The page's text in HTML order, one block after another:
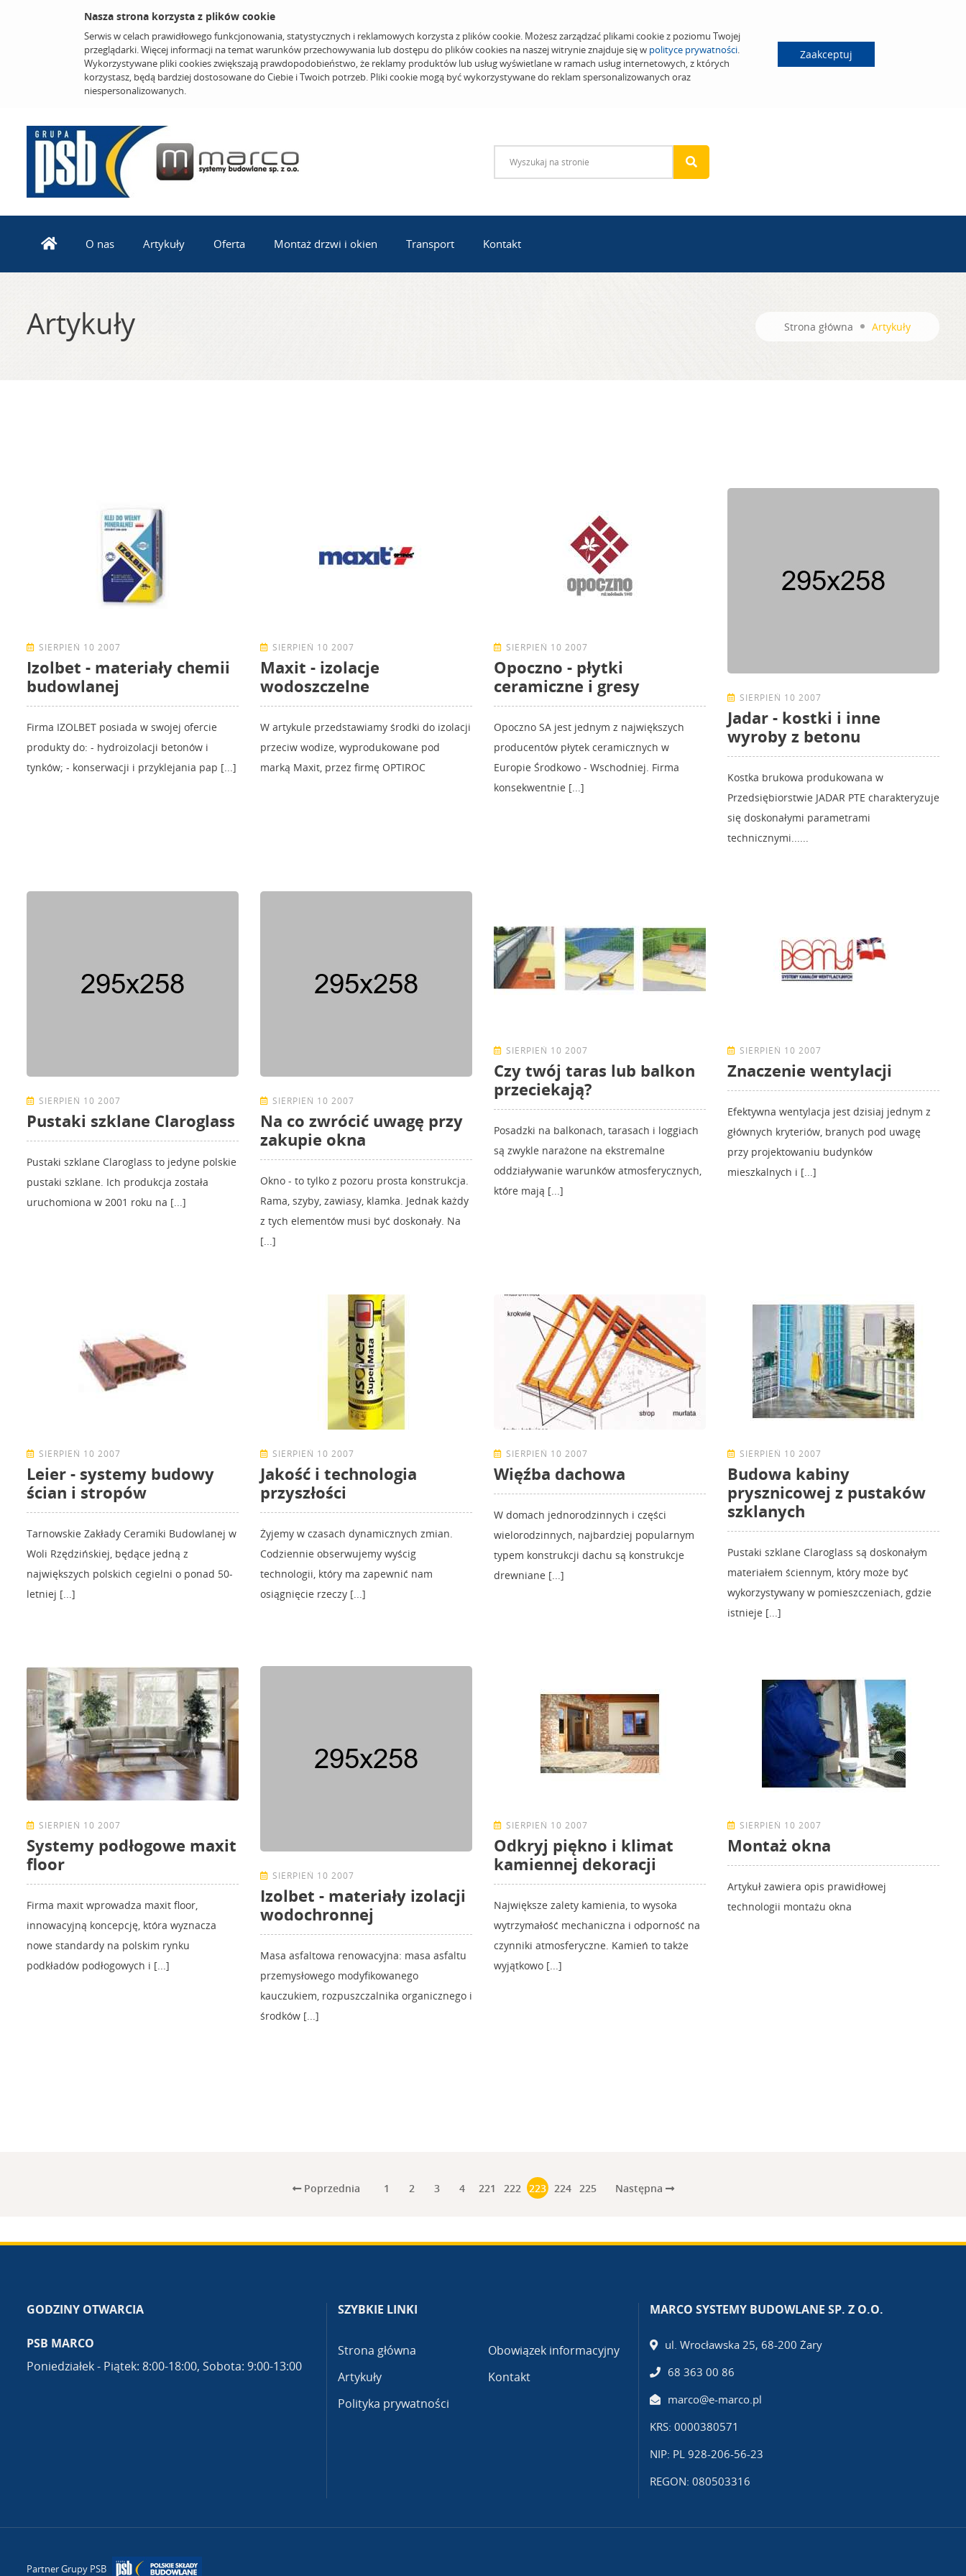
Nasza strona korzysta z plików cookie
Serwis w celach prawidłowego funkcjonowania, statystycznych i reklamowych korzysta z plików cookie. Możesz zarządzać plikami cookie z poziomu Twojej
przeglądarki. Więcej informacji na temat warunków przechowywania lub dostępu do plików cookies na naszej witrynie znajduje się w polityce prywatności.
Wykorzystywane pliki cookies zwiększają prawdopodobieństwo, że reklamy produktów lub usług wyświetlane w ramach usług internetowych, z których
korzystasz, będą bardziej dostosowane do Ciebie i Twoich potrzeb. Pliki cookie mogą być wykorzystywane do reklam spersonalizowanych oraz
niespersonalizowanych.
Zaakceptuj
O nas Artykuły Oferta Montaż drzwi i okien Transport Kontakt
Artykuły Strona główna Artykuły
SIERPIEŃ 10 2007
Izolbet - materiały chemii
budowlanej
Firma IZOLBET posiada w swojej ofercie
produkty do: - hydroizolacji betonów i
tynków; - konserwacji i przyklejania pap [...]
SIERPIEŃ 10 2007
Maxit - izolacje
wodoszczelne
W artykule przedstawiamy środki do izolacji
przeciw wodize, wyprodukowane pod
marką Maxit, przez firmę OPTIROC
SIERPIEŃ 10 2007
Opoczno - płytki
ceramiczne i gresy
Opoczno SA jest jednym z największych
producentów płytek ceramicznych w
Europie Środkowo - Wschodniej. Firma
konsekwentnie [...]
SIERPIEŃ 10 2007
Jadar - kostki i inne
wyroby z betonu
Kostka brukowa produkowana w
Przedsiębiorstwie JADAR PTE charakteryzuje
się doskonałymi parametrami
technicznymi......
SIERPIEŃ 10 2007
Pustaki szklane Claroglass
Pustaki szklane Claroglass to jedyne polskie
pustaki szklane. Ich produkcja została
uruchomiona w 2001 roku na [...]
SIERPIEŃ 10 2007
Na co zwrócić uwagę przy
zakupie okna
Okno - to tylko z pozoru prosta konstrukcja.
Rama, szyby, zawiasy, klamka. Jednak każdy
z tych elementów musi być doskonały. Na
[...]
SIERPIEŃ 10 2007
Czy twój taras lub balkon
przeciekają?
Posadzki na balkonach, tarasach i loggiach
są zwykle narażone na ekstremalne
oddziaływanie warunków atmosferycznych,
które mają [...]
SIERPIEŃ 10 2007
Znaczenie wentylacji
Efektywna wentylacja jest dzisiaj jednym z
głównych kryteriów, branych pod uwagę
przy projektowaniu budynków
mieszkalnych i [...]
SIERPIEŃ 10 2007
Leier - systemy budowy
ścian i stropów
Tarnowskie Zakłady Ceramiki Budowlanej w
Woli Rzędzińskiej, będące jedną z
największych polskich cegielni o ponad 50-
letniej [...]
SIERPIEŃ 10 2007
Jakość i technologia
przyszłości
Żyjemy w czasach dynamicznych zmian.
Codziennie obserwujemy wyścig
technologii, który ma zapewnić nam
osiągnięcie rzeczy [...]
SIERPIEŃ 10 2007
Więźba dachowa
W domach jednorodzinnych i części
wielorodzinnych, najbardziej popularnym
typem konstrukcji dachu są konstrukcje
drewniane [...]
SIERPIEŃ 10 2007
Budowa kabiny
prysznicowej z pustaków
szklanych
Pustaki szklane Claroglass są doskonałym
materiałem ściennym, który może być
wykorzystywany w pomieszczeniach, gdzie
istnieje [...]
SIERPIEŃ 10 2007
Systemy podłogowe maxit
floor
Firma maxit wprowadza maxit floor,
innowacyjną koncepcję, która wyznacza
nowe standardy na polskim rynku
podkładów podłogowych i [...]
SIERPIEŃ 10 2007
Izolbet - materiały izolacji
wodochronnej
Masa asfaltowa renowacyjna: masa asfaltu
przemysłowego modyfikowanego
kauczukiem, rozpuszczalnika organicznego i
środków [...]
SIERPIEŃ 10 2007
Odkryj piękno i klimat
kamiennej dekoracji
Największe zalety kamienia, to wysoka
wytrzymałość mechaniczna i odporność na
czynniki atmosferyczne. Kamień to także
wyjątkowo [...]
SIERPIEŃ 10 2007
Montaż okna
Artykuł zawiera opis prawidłowej
technologii montażu okna
Poprzednia 1 2 3 4 221 222 223 224 225 Następna
GODZINY OTWARCIA
PSB MARCO
Poniedziałek - Piątek: 8:00-18:00, Sobota: 9:00-13:00
SZYBKIE LINKI
Strona główna
Artykuły
Polityka prywatności
Obowiązek informacyjny
Kontakt
MARCO SYSTEMY BUDOWLANE SP. Z O.O.
ul. Wrocławska 25, 68-200 Żary
68 363 00 86
marco@e-marco.pl
KRS: 0000380571
NIP: PL 928-206-56-23
REGON: 080503316
Partner Grupy PSB